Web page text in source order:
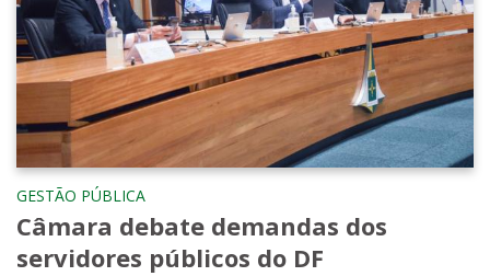
GESTÃO PÚBLICA
Câmara debate demandas dos
servidores públicos do DF